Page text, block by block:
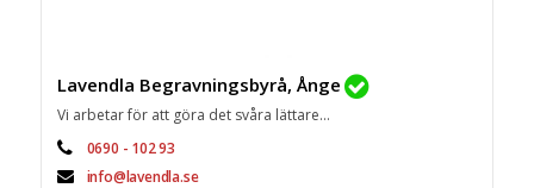
Lavendla Begravningsbyrå, Ånge
Vi arbetar för att göra det svåra lättare...
0690 - 102 93
info@lavendla.se